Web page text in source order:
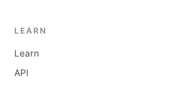
LEARN
Learn
API